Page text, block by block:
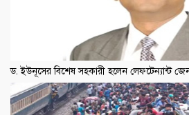
ড. ইউনূসের বিশেষ সহকারী হলেন লেফটেন্যান্ট